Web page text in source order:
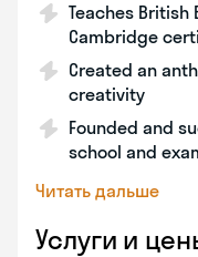
Teaches British
Cambridge
Created an
creativity
Founded and
school and
Читать дальше
Услуги и